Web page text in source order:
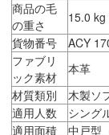
商品の毛
の重さ
15.0 kg
貨物番号
ACY
ファブリ
ック素材
本革
材質類別
木製ソ
適用人数
シング
適用面積
中戸型